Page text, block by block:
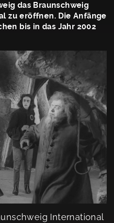
das Braunschweig
zu eröffnen. Die Anfänge
bis in das Jahr 2002
International